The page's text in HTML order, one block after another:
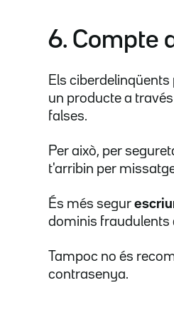
6. Compte
Els
un producte a
falses.
Per això, per
t'arribin per
És més segur
dominis fraudulents
Tampoc no és
contrasenya.